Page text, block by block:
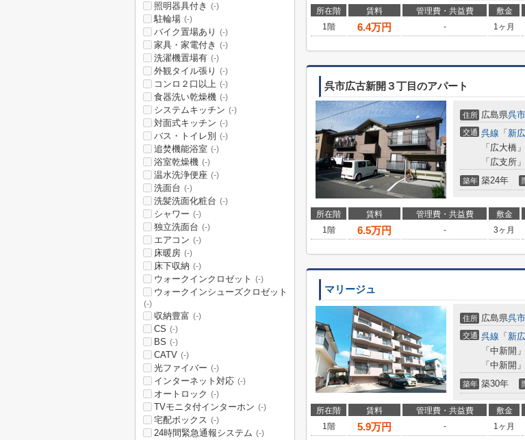
所在階 賃料 管理費・共益費 敷金
1階
6.4万円 - 1ヶ月
呉市広古新開３丁目のアパート
住所 広島県呉市
交通 呉線 「 新広
「広大橋
「広支所
築年 築24年
所在階 賃料 管理費・共益費 敷金
1階
6.5万円 - 3ヶ月
マリージュ
住所 広島県呉市
交通 呉線 「 新広
「中新開
「中新開
築年 築30年
所在階 賃料 管理費・共益費 敷金
1階
5.9万円 - 1ヶ月
照明器具付き (-)
駐輪場 (-)
バイク置場あり (-)
家具・家電付き (-)
洗濯機置場有 (-)
外観タイル張り (-)
コンロ２口以上 (-)
食器洗い乾燥機 (-)
システムキッチン (-)
対面式キッチン (-)
バス・トイレ別 (-)
追焚機能浴室 (-)
浴室乾燥機 (-)
温水洗浄便座 (-)
洗面台 (-)
洗髪洗面化粧台 (-)
シャワー (-)
独立洗面台 (-)
エアコン (-)
床暖房 (-)
床下収納 (-)
ウォークインクロゼット (-)
ウォークインシューズクロゼット
(-)
収納豊富 (-)
CS (-)
BS (-)
CATV (-)
光ファイバー (-)
インターネット対応 (-)
オートロック (-)
TVモニタ付インターホン (-)
宅配ボックス (-)
24時間緊急通報システム (-)